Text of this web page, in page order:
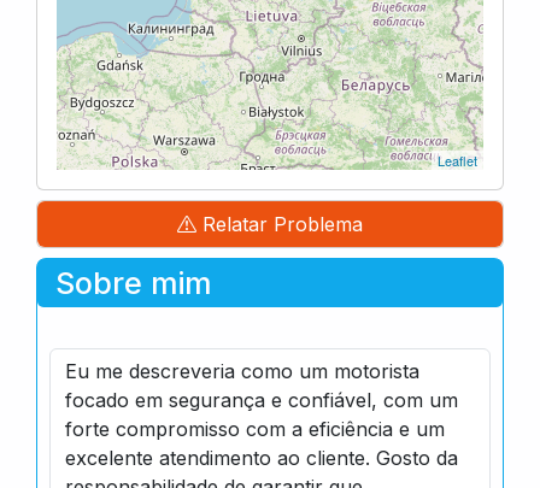
Leaflet
Relatar Problema
Sobre mim
Eu me descreveria como um motorista
focado em segurança e confiável, com um
forte compromisso com a eficiência e um
excelente atendimento ao cliente. Gosto da